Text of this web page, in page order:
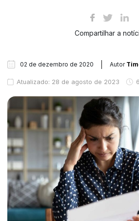
Compartilhar a
02 de dezembro de 2020 Autor
Atualizado: 28 de agosto de 2023